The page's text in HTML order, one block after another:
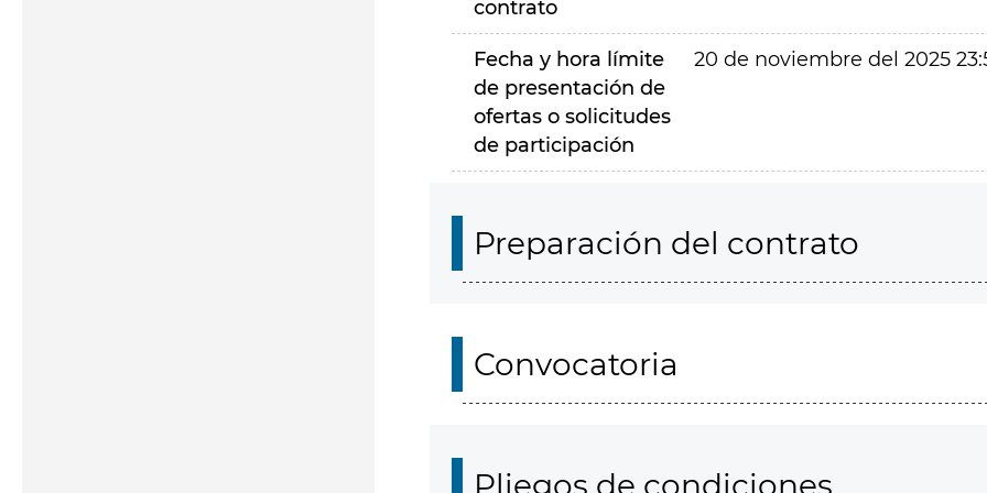
contrato
Fecha y hora límite
de presentación de
ofertas o solicitudes
de participación
20 de noviembre del 2025
Preparación del contrato
Convocatoria
Pliegos de condiciones